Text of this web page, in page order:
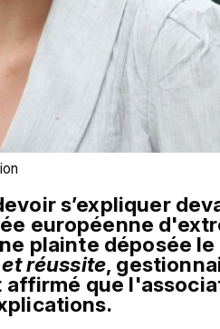
s’expliquer
européenne
plainte déposée
réussite,
affirmé que